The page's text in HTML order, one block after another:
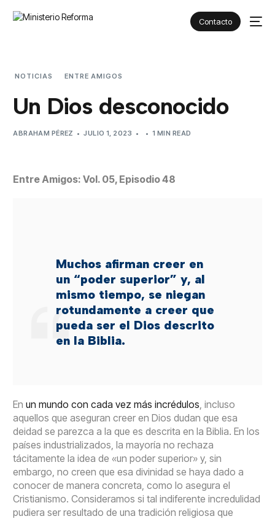
Contacto
NOTICIAS ENTRE AMIGOS
Un Dios desconocido
ABRAHAM PÉREZ JULIO 1, 2023 1 MIN READ
Entre Amigos: Vol. 05, Episodio 48
Muchos afirman creer en
un “poder superior” y, al
mismo tiempo, se niegan
rotundamente a creer que
pueda ser el Dios descrito
en la Biblia.
Enun mundo con cada vez más incrédulos, incluso
aquellos que aseguran creer en Dios dudan que esa
deidad se parezca a la que es descrita en la Biblia. En los
países industrializados, la mayoría no rechaza
tácitamente la idea de «un poder superior» y, sin
embargo, no creen que esa divinidad se haya dado a
conocer de manera concreta, como lo asegura el
Cristianismo. Consideramos si tal indiferente incredulidad
pudiera ser resultado de una tradición religiosa que